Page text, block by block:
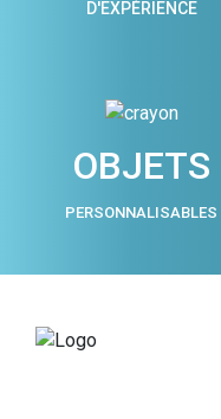
D'EXPÉRIENCE
OBJETS
PERSONNALISABLES